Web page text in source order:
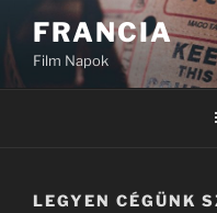
Tartalomhoz
FRANCIA
Film Napok
LEGYEN CÉGÜNK